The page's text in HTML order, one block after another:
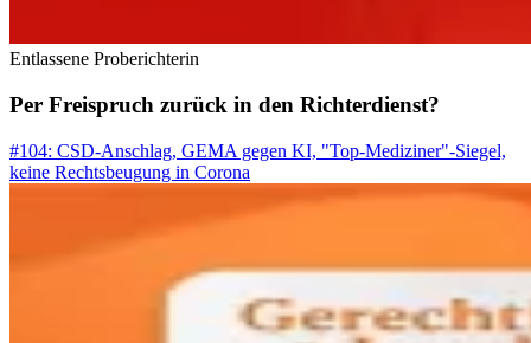
Entlassene Proberichterin
Per Freispruch zurück in den Richterdienst?
#104: CSD-Anschlag, GEMA gegen KI, "Top-Mediziner"-Siegel,
keine Rechtsbeugung in Corona